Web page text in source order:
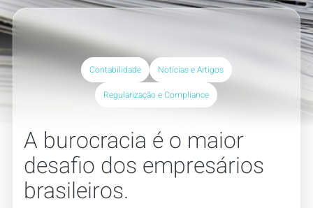
Contabilidade
Notícias e Artigos
Regularização e Compliance
A burocracia é o maior
desafio dos empresários
brasileiros.